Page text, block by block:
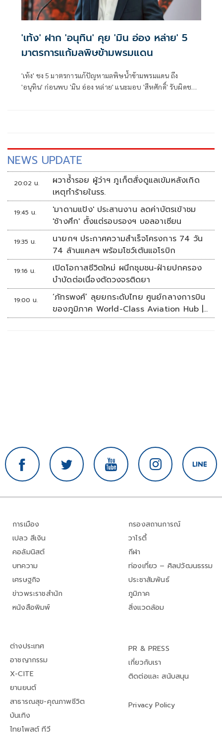
'เท้ง' ฝาก 'อนุทิน' คุย 'มิน อ่อง หล่าย' 5
มาตรการแก้มลพิษข้ามพรมแดน
'เท้ง' ชง 5 มาตรการแก้ปัญหามลพิษน้ำข้ามพรมแดน ถึง
'อนุทิน' ก่อนพบ 'มิน อ่อง หล่าย' แนะมอบ 'สีหศักดิ์' รับผิดชอบ
NEWS UPDATE
20:02 น.
ผวาซ้ำรอย ผู้ว่าฯ ภูเก็ตสั่งดูแลเข้มหลังเกิด
เหตุทำร้ายในรร.
19:45 น.
'มาดามแป้ง' ประสานงาน ลดค่าบัตรเข้าชม
'ช้างศึก' ตั้งแต่รอบรองฯ บอลอาเซียน
19:35 น.
นายกฯ ประกาศความสำเร็จโครงการ 74 วัน
74 ล้านแคลฯ พร้อมโชว์เต้นแอโรบิก
19:16 น.
เปิดโอกาสชีวิตใหม่ ผนึกชุมชน-ฝ่ายปกครอง
บำบัดต่อเนื่องตัดวงจรติดยา
19:00 น.
‘ภัทรพงศ์’ ลุยยกระดับไทย ศูนย์กลางการบิน
ของภูมิภาค World-Class Aviation Hub |
ห้องข่าวไทยโพสต์สุดสัปดาห์
การเมือง
เปลว สีเงิน
คอลัมนิสต์
บทความ
เศรษฐกิจ
ข่าวพระราชสำนัก
หนังสือพิมพ์
กรองสถานการณ์
วาไรตี้
กีฬา
ท่องเที่ยว – ศิลปวัฒนธรรม
ประชาสัมพันธ์
ภูมิภาค
สิ่งแวดล้อม
ต่างประเทศ
อาชญากรรม
X-CITE
ยานยนต์
สาธารณสุข-คุณภาพชีวิต
บันเทิง
ไทยโพสต์ ทีวี
PR & PRESS
เกี่ยวกับเรา
ติดต่อและ สนับสนุน
Privacy Policy